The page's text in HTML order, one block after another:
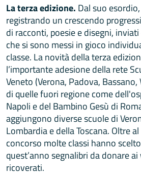
La terza edizione. Dal suo
registrando un crescendo
di racconti, poesie e disegni,
che si sono messi in gioco
classe. La novità della terza
l’importante adesione della rete
Veneto (Verona, Padova, Bassano,
di quelle fuori regione come
Napoli e del Bambino Gesù di
aggiungono diverse scuole di
Lombardia e della Toscana. Oltre
concorso molte classi hanno
quest’anno segnalibri da donare
ricoverati.